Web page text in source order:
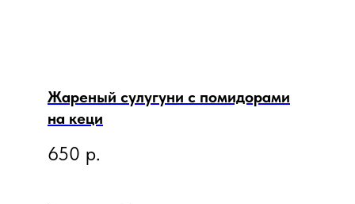
Жареный сулугуни с помидорами
на кеци
650 р.